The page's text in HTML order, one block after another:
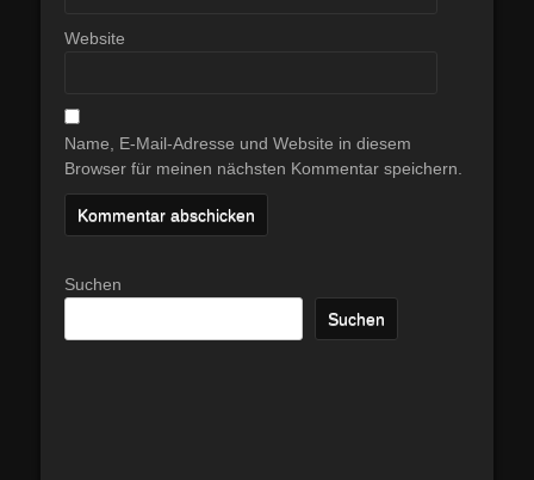
Website
Name, E-Mail-Adresse und Website in diesem
Browser für meinen nächsten Kommentar speichern.
Suchen
Suchen